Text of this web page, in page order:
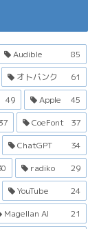
Audible
85
オトバンク
61
49 Apple
45
CoeFont
37
ChatGPT
34
radiko
29
YouTube
24
Magellan AI
21